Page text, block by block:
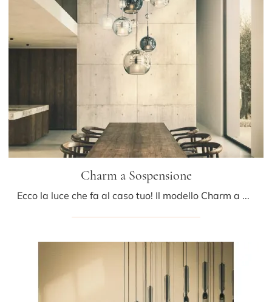
Charm a Sospensione
Ecco la luce che fa al caso tuo! Il modello Charm a Sospensione è una tra le nostre lampade a sospensione di Pentalight.